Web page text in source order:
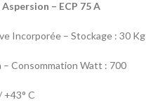
– ECP 75 A
Incorporée – Stockage : 30 Kg
Consommation Watt : 700
+43° C